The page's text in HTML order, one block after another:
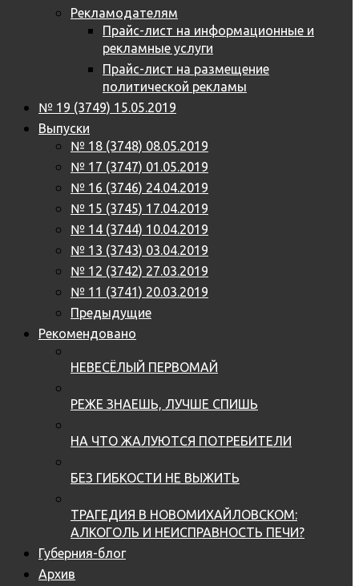
Рекламодателям
Прайс-лист на информационные и
рекламные услуги
Прайс-лист на размещение
политической рекламы
№ 19 (3749) 15.05.2019
Выпуски
№ 18 (3748) 08.05.2019
№ 17 (3747) 01.05.2019
№ 16 (3746) 24.04.2019
№ 15 (3745) 17.04.2019
№ 14 (3744) 10.04.2019
№ 13 (3743) 03.04.2019
№ 12 (3742) 27.03.2019
№ 11 (3741) 20.03.2019
Предыдущие
Рекомендовано
НЕВЕСЁЛЫЙ ПЕРВОМАЙ
РЕЖЕ ЗНАЕШЬ, ЛУЧШЕ СПИШЬ
НА ЧТО ЖАЛУЮТСЯ ПОТРЕБИТЕЛИ
БЕЗ ГИБКОСТИ НЕ ВЫЖИТЬ
ТРАГЕДИЯ В НОВОМИХАЙЛОВСКОМ:
АЛКОГОЛЬ И НЕИСПРАВНОСТЬ ПЕЧИ?
Губерния-блог
Архив